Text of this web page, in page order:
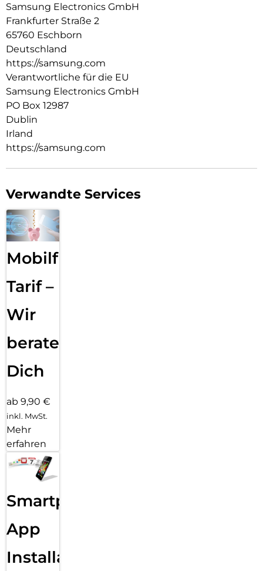
Samsung Electronics GmbH
Frankfurter Straße 2
65760 Eschborn
Deutschland
https://samsung.com
Verantwortliche für die EU
Samsung Electronics GmbH
PO Box 12987
Dublin
Irland
https://samsung.com
Verwandte Services
Mobilfunk
Tarif –
Wir
beraten
Dich
ab 9,90 €
inkl. MwSt.
Mehr
erfahren
Smartphone
App
Installation